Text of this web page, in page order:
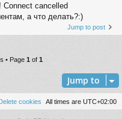
cancelled
а что делать?:)
Jump to post
• Page 1 of 1
Jump to
All times are UTC+02:00
cookies